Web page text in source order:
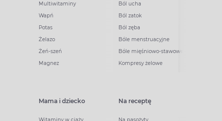
Multiwitaminy
Wapń
Potas
Żelazo
Żeń-szeń
Magnez
Ból ucha
Ból zatok
Ból zęba
Bóle menstruacyjne
Bóle mięśniowo-stawowe
Kompresy żelowe
Mama i dziecko Na receptę